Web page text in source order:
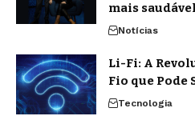
mais
Notícias
Li-Fi: A
Fio que
Tecnologia